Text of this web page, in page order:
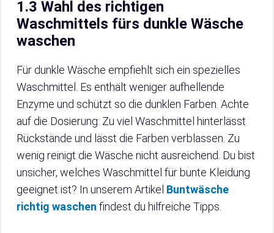
1.3 Wahl des richtigen
Waschmittels fürs dunkle Wäsche
waschen
Für dunkle Wäsche empfiehlt sich ein spezielles
Waschmittel. Es enthält weniger aufhellende
Enzyme und schützt so die dunklen Farben. Achte
auf die Dosierung: Zu viel Waschmittel hinterlässt
Rückstände und lässt die Farben verblassen. Zu
wenig reinigt die Wäsche nicht ausreichend. Du bist
unsicher, welches Waschmittel für bunte Kleidung
geeignet ist? In unserem Artikel Buntwäsche
richtig waschen findest du hilfreiche Tipps.